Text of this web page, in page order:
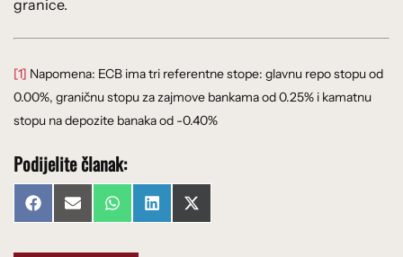
granice.
[1] Napomena: ECB ima tri referentne stope: glavnu repo stopu od
0.00%, graničnu stopu za zajmove bankama od 0.25% i kamatnu
stopu na depozite banaka od -0.40%
Podijelite članak:
Share
on
FacebookShare
on
Email Share
on
WhatsAppShare
on
LinkedInShare
on
X
(Twitter)